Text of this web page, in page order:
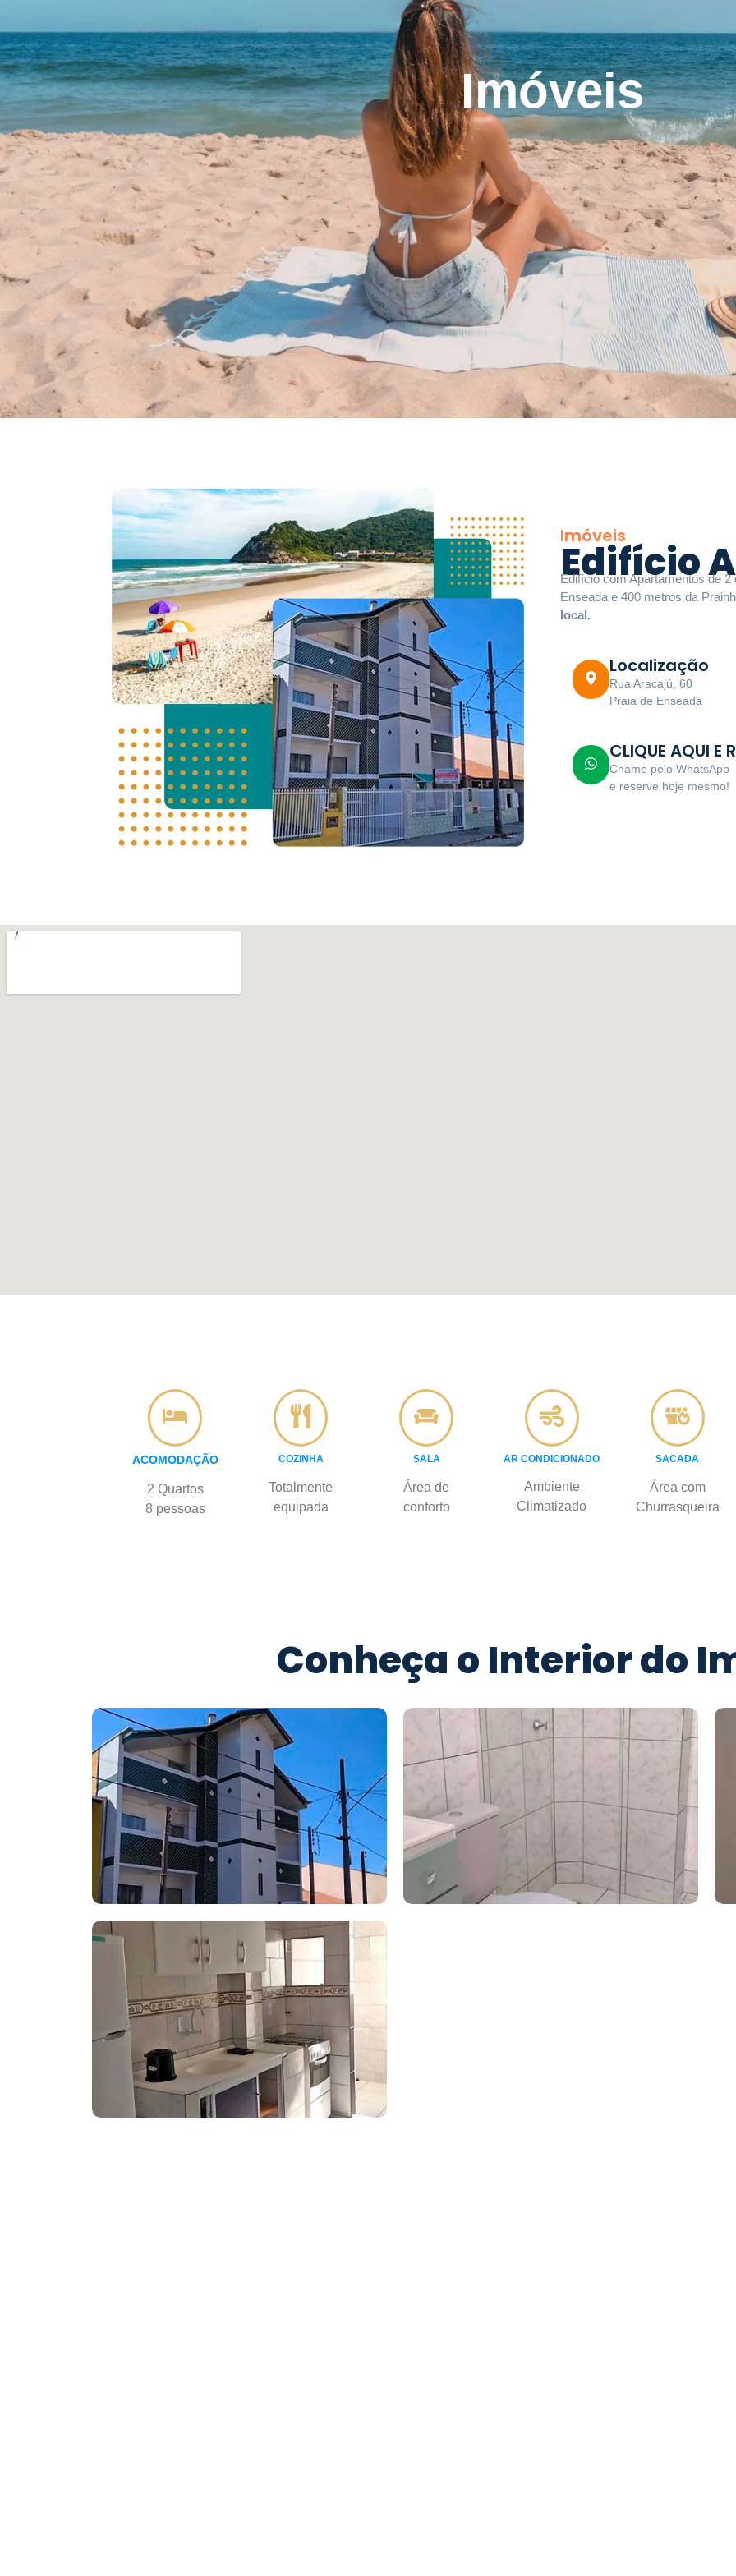
Imóveis
Imóveis
Edifício
Edifício com Apartamentos de
Enseada e 400 metros da
local.
Localização
Rua Aracajú, 60
Praia de Enseada
CLIQUE AQUI E
Chame pelo WhatsApp
e reserve hoje mesmo!
ACOMODAÇÃO
2 Quartos
8 pessoas
COZINHA
Totalmente
equipada
SALA
Área de
conforto
AR CONDICIONADO
Ambiente
Climatizado
SACADA
Área com
Churrasqueira
Conheça o Interior do